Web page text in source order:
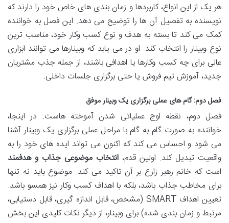
هر یک از این انواع، کاربردها و زمان بندی های خاص خود را دارند که
نویسنده به تفصیل آن ها را توضیح می دهد. این فصل به خواننده
کمک می کند تا بسته به هدف و نوع کسب وکار خود، مناسب ترین
نوع وبینار را انتخاب کند. او در می یابد که وبینارها می توانند ابزاری
عالی برای چه کسب وکارها یا اهدافی باشند، از جمله جذب مشتریان
جدید، آموزش تیم فروش یا حتی برگزاری جلسات داخلی.
فصل دوم: گام های عملی برگزاری یک وبینار موفق
فصل دوم، نقطه اوج عملیاتی شدن آموخته هاست. در اینجا،
خواننده به صورت گام به گام با مراحل عملی برگزاری یک وبینار آشنا
می شود و احساس می کند که اکنون می تواند ایده های خود را به
واقعیت تبدیل کند. اولین قدم، انتخاب موضوعی جذاب و هدفمند
است که خانم رهبر زارع بر آن تاکید می کند. موضوع باید نه تنها
برای مخاطب جذاب باشد، بلکه با اهداف کسب وکار نیز همسو باشد.
تعیین اهداف SMART (مشخص، قابل اندازه گیری، قابل دستیابی،
مرتبط و زمان بندی شده) برای وبینار، از دیگر نکات کلیدی این بخش